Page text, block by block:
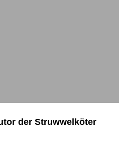
der Struwwelköter